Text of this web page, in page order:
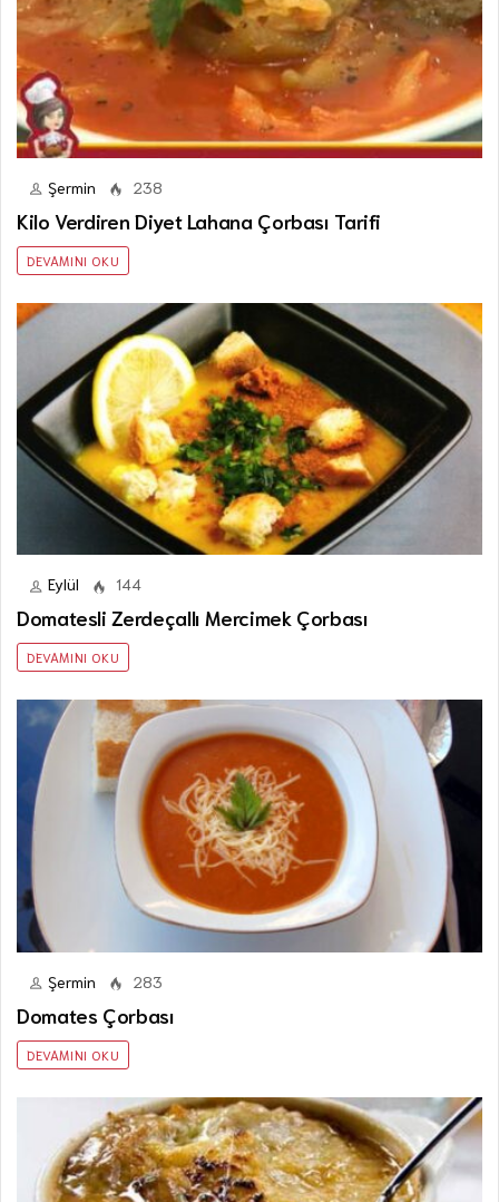
Şermin 238
Kilo Verdiren Diyet Lahana Çorbası Tarifi
DEVAMINI OKU
Eylül 144
Domatesli Zerdeçallı Mercimek Çorbası
DEVAMINI OKU
Şermin 283
Domates Çorbası
DEVAMINI OKU